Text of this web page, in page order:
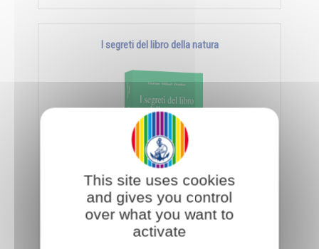
I segreti del libro della natura
- Il libro della natura - Il giorno e la notte - La
sorgente e la palude - Il matrimonio, simbolo
This site uses cookies
and gives you control
over what you want to
activate